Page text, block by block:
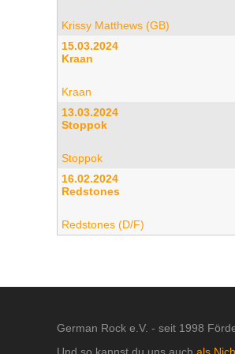
Krissy Matthews (GB)
15.03.2024
Kraan
Kraan
13.03.2024
Stoppok
Stoppok
16.02.2024
Redstones
Redstones (D/F)
German Rock e.V. - seit 1998